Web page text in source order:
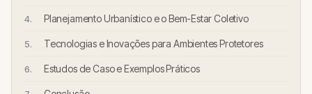
Planejamento Urbanístico e o Bem-Estar Coletivo
Tecnologias e Inovações para Ambientes Protetores
Estudos de Caso e Exemplos Práticos